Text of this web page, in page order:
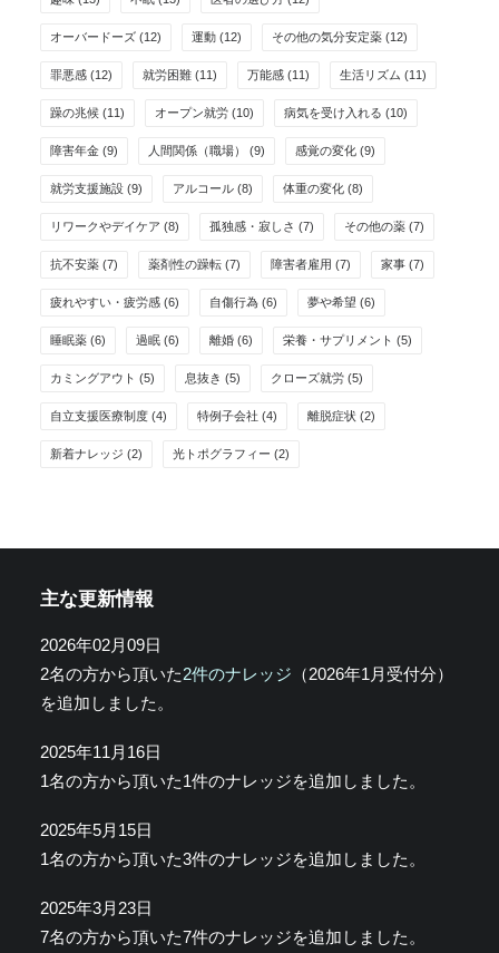
オーバードーズ (12) 運動 (12) その他の気分安定薬 (12)
罪悪感 (12) 就労困難 (11) 万能感 (11) 生活リズム (11)
躁の兆候 (11) オープン就労 (10) 病気を受け入れる (10)
障害年金 (9) 人間関係（職場） (9) 感覚の変化 (9)
就労支援施設 (9) アルコール (8) 体重の変化 (8)
リワークやデイケア (8) 孤独感・寂しさ (7) その他の薬 (7)
抗不安薬 (7) 薬剤性の躁転 (7) 障害者雇用 (7) 家事 (7)
疲れやすい・疲労感 (6) 自傷行為 (6) 夢や希望 (6)
睡眠薬 (6) 過眠 (6) 離婚 (6) 栄養・サプリメント (5)
カミングアウト (5) 息抜き (5) クローズ就労 (5)
自立支援医療制度 (4) 特例子会社 (4) 離脱症状 (2)
新着ナレッジ (2) 光トポグラフィー (2)
主な更新情報
2026年02月09日
2名の方から頂いた2件のナレッジ （2026年1月受付分）
を追加しました。
2025年11月16日
1名の方から頂いた1件のナレッジを追加しました。
2025年5月15日
1名の方から頂いた3件のナレッジを追加しました。
2025年3月23日
7名の方から頂いた7件のナレッジを追加しました。